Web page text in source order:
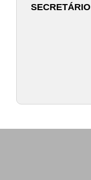
SECRETÁRIO